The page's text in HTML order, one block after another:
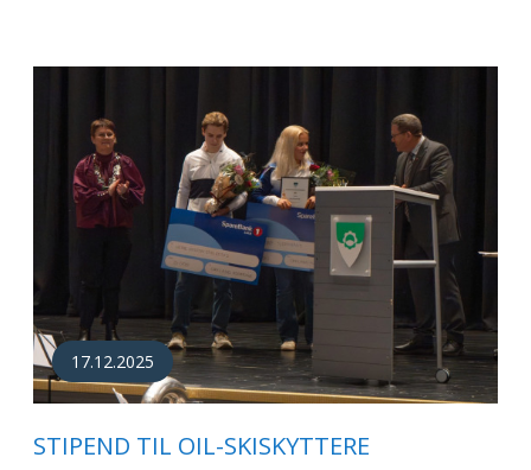
17.12.2025
STIPEND TIL OIL-SKISKYTTERE